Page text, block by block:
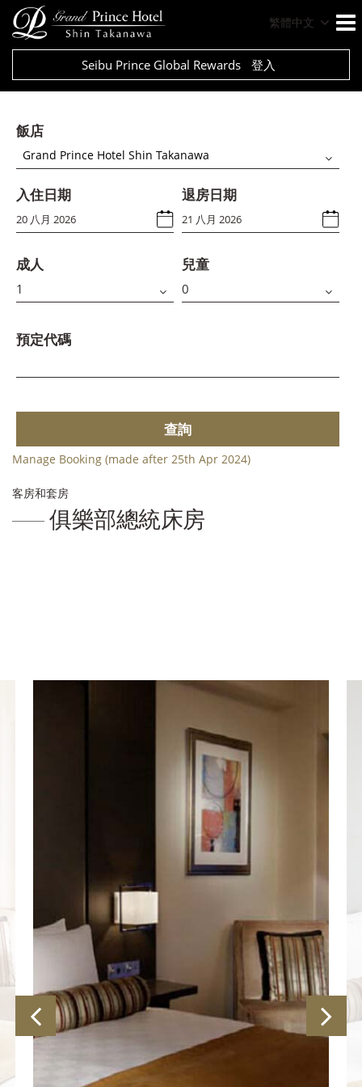
繁體中文
Seibu Prince Global Rewards 登入
飯店
Grand Prince Hotel Shin Takanawa
入住日期 退房日期
成人 兒童
預定代碼
查詢
Manage Booking (made after 25th Apr 2024)
客房和套房
俱樂部總統床房